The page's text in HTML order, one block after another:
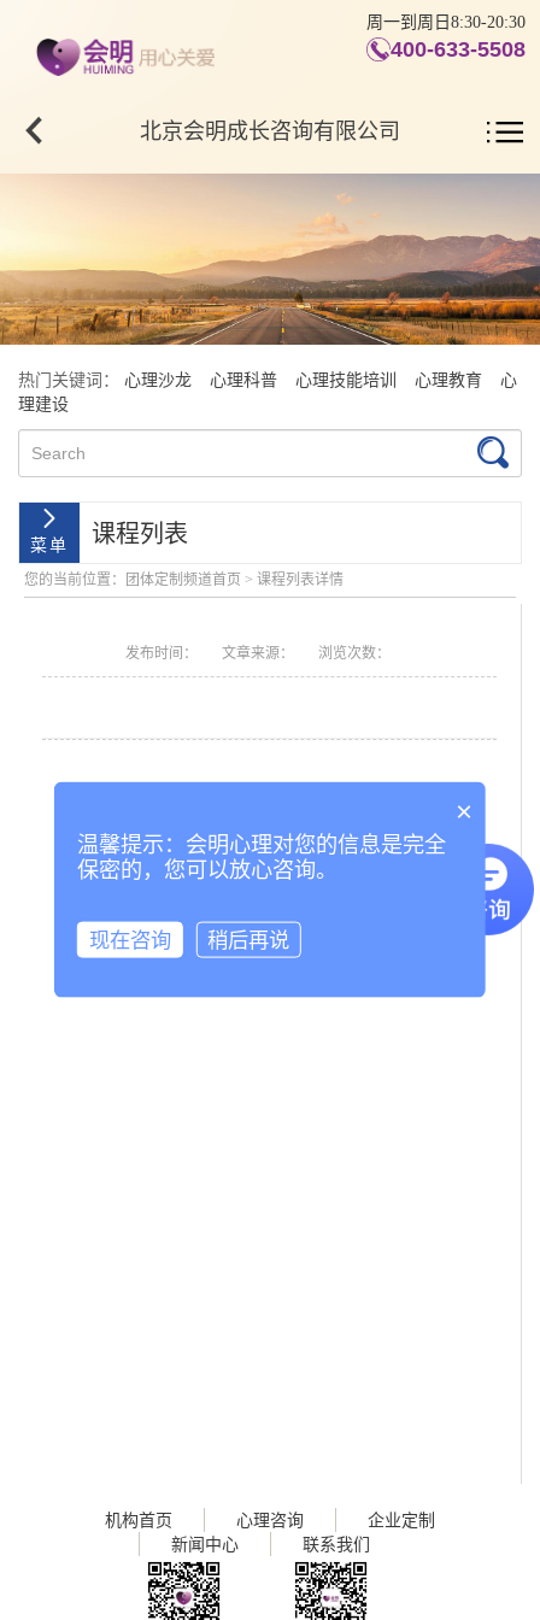
周一到周日8:30-20:30
400-633-5508
北京会明成长咨询有限公司
热门关键词： 心理沙龙 心理科普 心理技能培训 心理教育
心
理建设
课程列表
您的当前位置： 团体定制频道首页 > 课程列表详情
发布时间： 文章来源： 浏览次数：
会明大事记
机构首页 心理咨询
企业定制
新闻中心
联系我们
×
温馨提示：会明心理对您的信息是完全
保密的，您可以放心咨询。
现在咨询 稍后再说